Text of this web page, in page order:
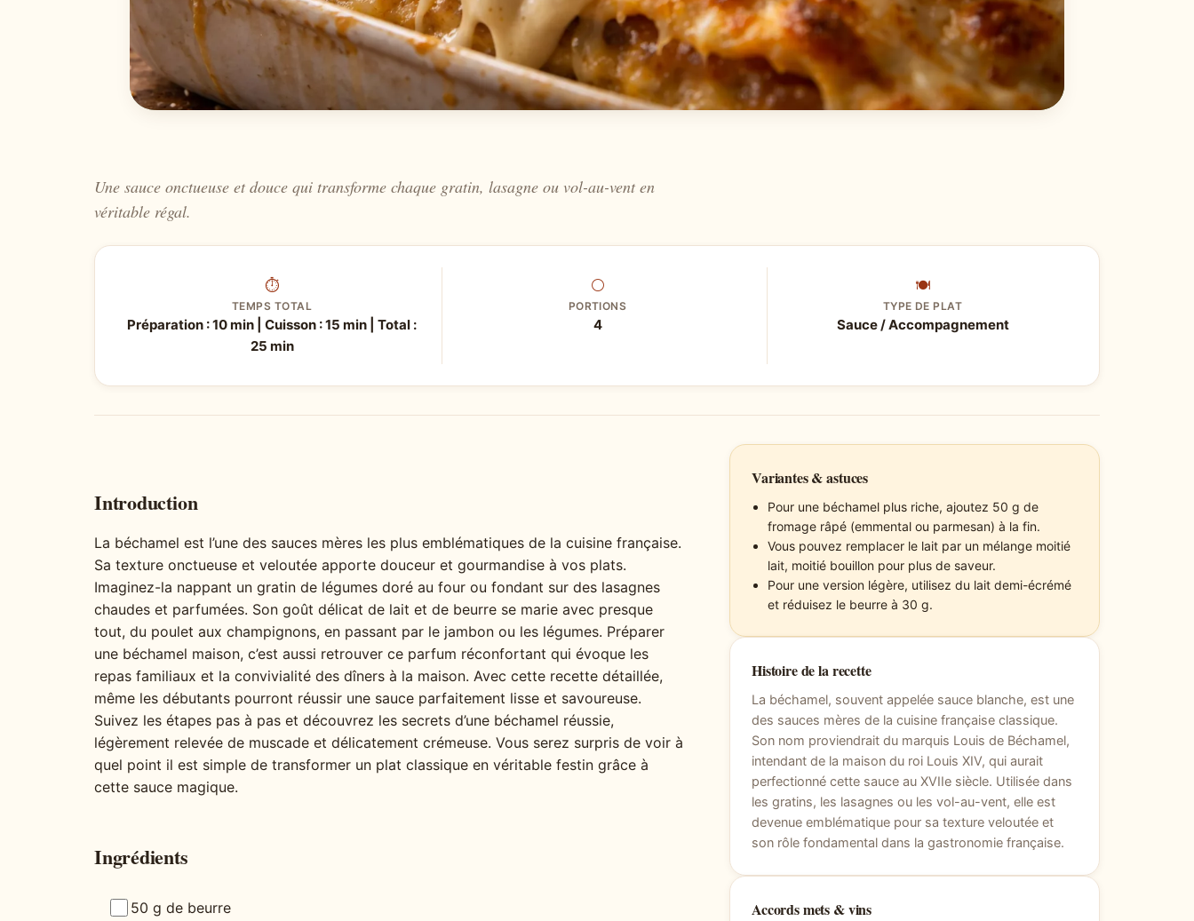
Une sauce onctueuse et douce qui transforme chaque gratin, lasagne ou vol-au-vent en
véritable régal.
⏱
TEMPS TOTAL
Préparation : 10 min | Cuisson : 15 min | Total :
25 min
⚪
PORTIONS
4
🍽
TYPE DE PLAT
Sauce / Accompagnement
Introduction
La béchamel est l’une des sauces mères les plus emblématiques de la cuisine française.
Sa texture onctueuse et veloutée apporte douceur et gourmandise à vos plats.
Imaginez-la nappant un gratin de légumes doré au four ou fondant sur des lasagnes
chaudes et parfumées. Son goût délicat de lait et de beurre se marie avec presque
tout, du poulet aux champignons, en passant par le jambon ou les légumes. Préparer
une béchamel maison, c’est aussi retrouver ce parfum réconfortant qui évoque les
repas familiaux et la convivialité des dîners à la maison. Avec cette recette détaillée,
même les débutants pourront réussir une sauce parfaitement lisse et savoureuse.
Suivez les étapes pas à pas et découvrez les secrets d’une béchamel réussie,
légèrement relevée de muscade et délicatement crémeuse. Vous serez surpris de voir à
quel point il est simple de transformer un plat classique en véritable festin grâce à
cette sauce magique.
Ingrédients
50 g de beurre
Variantes & astuces
Pour une béchamel plus riche, ajoutez 50 g de
fromage râpé (emmental ou parmesan) à la fin.
Vous pouvez remplacer le lait par un mélange moitié
lait, moitié bouillon pour plus de saveur.
Pour une version légère, utilisez du lait demi-écrémé
et réduisez le beurre à 30 g.
Histoire de la recette
La béchamel, souvent appelée sauce blanche, est une
des sauces mères de la cuisine française classique.
Son nom proviendrait du marquis Louis de Béchamel,
intendant de la maison du roi Louis XIV, qui aurait
perfectionné cette sauce au XVIIe siècle. Utilisée dans
les gratins, les lasagnes ou les vol-au-vent, elle est
devenue emblématique pour sa texture veloutée et
son rôle fondamental dans la gastronomie française.
Accords mets & vins